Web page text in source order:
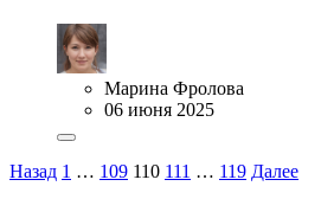
Марина Фролова
06 июня 2025
Назад 1 … 109 110 111 … 119 Далее